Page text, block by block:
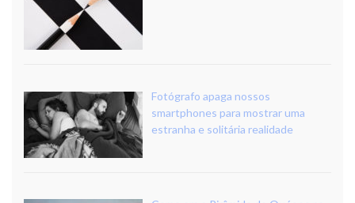
Fotógrafo apaga nossos
smartphones para mostrar uma
estranha e solitária realidade